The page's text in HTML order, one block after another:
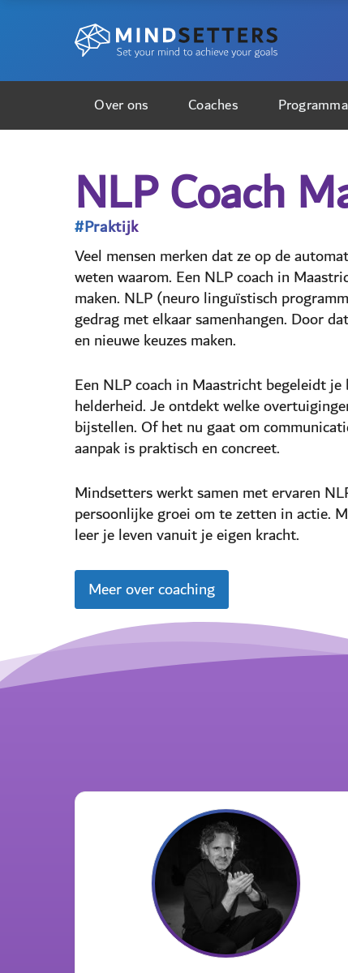
Over ons Coaches
NLP Coach
#Praktijk
Veel mensen merken dat ze op de
weten waarom. Een NLP coach in
maken. NLP (neuro linguïstisch
gedrag met elkaar samenhangen. Door
en nieuwe keuzes maken.
Een NLP coach in Maastricht begeleidt
helderheid. Je ontdekt welke
bijstellen. Of het nu gaat om
aanpak is praktisch en concreet.
Mindsetters werkt samen met ervaren
persoonlijke groei om te zetten in actie.
leer je leven vanuit je eigen kracht.
Meer over coaching